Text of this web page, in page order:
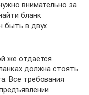
внимательно за
бланк
быть в двух
же отдаётся
должна стоять
Все требования